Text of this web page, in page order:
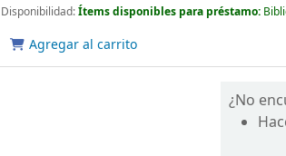
Disponibilidad:Ítems disponibles para préstamo:
Agregar al carrito
¿No